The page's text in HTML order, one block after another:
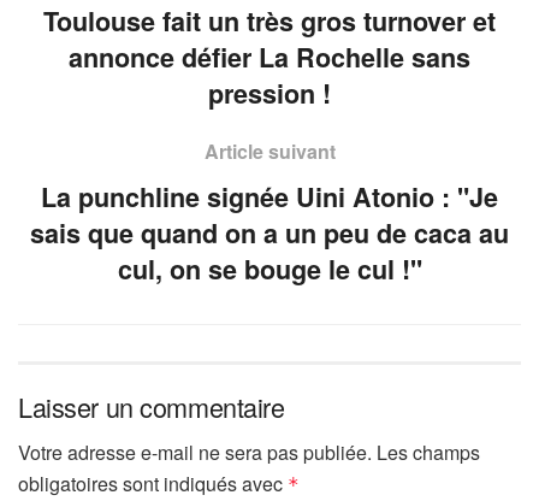
Toulouse fait un très gros turnover et
annonce défier La Rochelle sans
pression !
Article suivant
La punchline signée Uini Atonio : "Je
sais que quand on a un peu de caca au
cul, on se bouge le cul !"
Laisser un commentaire
Votre adresse e-mail ne sera pas publiée. Les champs
obligatoires sont indiqués avec *